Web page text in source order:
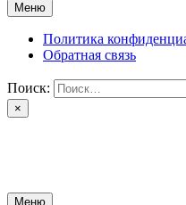
Меню
Политика
Обратная связь
Поиск:
×
Меню